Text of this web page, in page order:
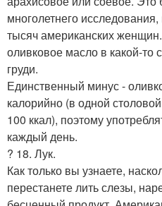
многолетнего
тысяч американских
оливковое масло в какой-то
груди.
Единственный минус -
калорийно (в одной
100 ккал), поэтому
каждый день.
? 18. Лук.
Как только вы узнаете,
перестанете лить слезы,